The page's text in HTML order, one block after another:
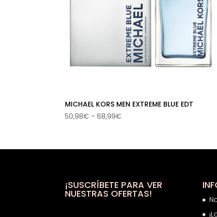
MICHAEL KORS MEN EXTREME BLUE EDT
50,98€ - 68,99€
desde
68,99€
¡SUSCRÍBETE PARA VER
NUESTRAS OFERTAS!